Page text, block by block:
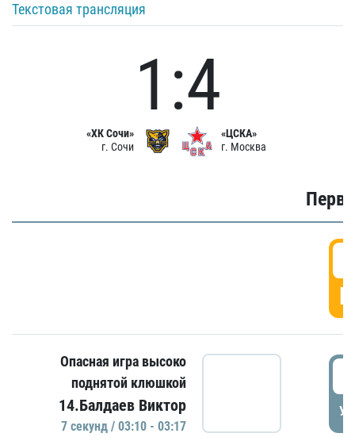
Текстовая трансляция
«ХК Сочи»
г. Сочи
1:4
«ЦСКА»
г. Москва
Опасная игра высоко
поднятой клюшкой
14.Балдаев Виктор
7 секунд / 03:10 - 03:17